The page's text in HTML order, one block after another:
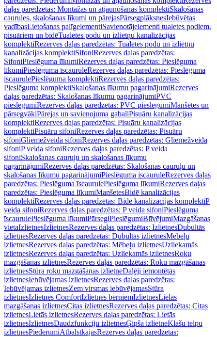
daļas paredzētas: Montāžas un atjaunošanas komplektiSkalošanas
caurules, skalošanas līkumi un pārejasPārsegplāksnesIebūvētas
vadībasLietošanas palīgelementiSavienotājelementi tualetes podiem,
pisuāriem un bidēTualetes podu un izlietņu kanalizācijas
komplektiRezerves daļas paredzētas: Tualetes podu un izlietņu
kanalizācijas komplektiSifoniRezerves daļas paredzētas:
SifoniPieslēguma līkumiRezerves daļas paredzētas: Pieslēguma
līkumiPieslēguma īscauruleRezerves daļas paredzētas: Pieslēguma
īscaurulePieslēguma komplektiRezerves daļas paredzētas:
Pieslēguma komplektiSkalošanas līkumu pagarinājumiRezerves
daļas paredzētas: Skalošanas līkumu pagarinājumiPVC
pieslēgumiRezerves daļas paredzētas: PVC pieslēgumiManšetes un
pārsegvākiPārejas un savienojuma gabaliPisuāru kanalizācijas
komplektiRezerves daļas paredzētas: Pisuāru kanalizācijas
komplektiPisuāru sifoniRezerves daļas paredzētas: Pisuāru
sifoniGliemežveida sifoniRezerves daļas paredzētas: Gliemežveida
sifoniP veida sifoniRezerves daļas paredzētas: P veida
sifoniSkalošanas cauruļu un skalošanas līkumu
pagarinājumiRezerves daļas paredzētas: Skalošanas cauruļu un
skalošanas līkumu pagarinājumiPieslēguma īscauruleRezerves daļas
paredzētas: Pieslēguma īscaurulePieslēguma līkumiRezerves daļas
paredzētas: Pieslēguma līkumiManšetesBidē kanalizācijas
komplektiRezerves daļas paredzētas: Bidē kanalizācijas komplektiP
veida sifoniRezerves daļas paredzētas: P veida sifoniPieslēguma
īscaurulePieslēguma līkumiPārsegiPieslēgumiBlīvējumiMazgāšanas
vietaIzlietnesIzlietnesRezerves daļas paredzētas: IzlietnesDubultās
izlietnesRezerves daļas paredzētas: Dubultās izlietnesMēbeļu
izlietnesRezerves daļas paredzētas: Mēbeļu izlietnesUzliekamās
izlietnesRezerves daļas paredzētas: Uzliekamās izlietnesRoku
mazgāšanas izlietnesRezerves daļas paredzētas: Roku mazgāšanas
izlietnesStūra roku mazgāšanas izlietneDaļēji iemontētās
izlietnesIebūvējamas izlietnesRezerves daļas paredzētas:
Iebūvējamas izlietnesZem virsmas iebūvējamasStūra
izlietnesIzlietnes ComfortIzlietnes bērniemIzlietnesLielās
mazgāšanas izlietnesCitas izlietnesRezerves daļas paredzētas: Citas
izlietnesLietās izlietnesRezerves daļas paredzētas: Lietās
izlietnesIzlietnesDaudzfunkciju izlietnesĢipša izlietneKlašu telpu
izlietnesPiederumiAtbalstkājasRezerves daļas paredzētas: